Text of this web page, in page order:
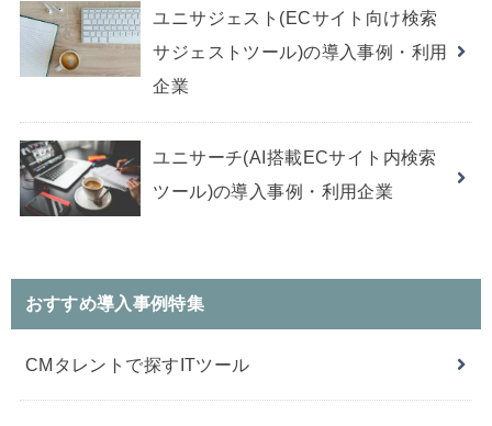
ユニサジェスト(ECサイト向け検索
サジェストツール)の導入事例・利用
企業
ユニサーチ(AI搭載ECサイト内検索
ツール)の導入事例・利用企業
おすすめ導入事例特集
CMタレントで探すITツール